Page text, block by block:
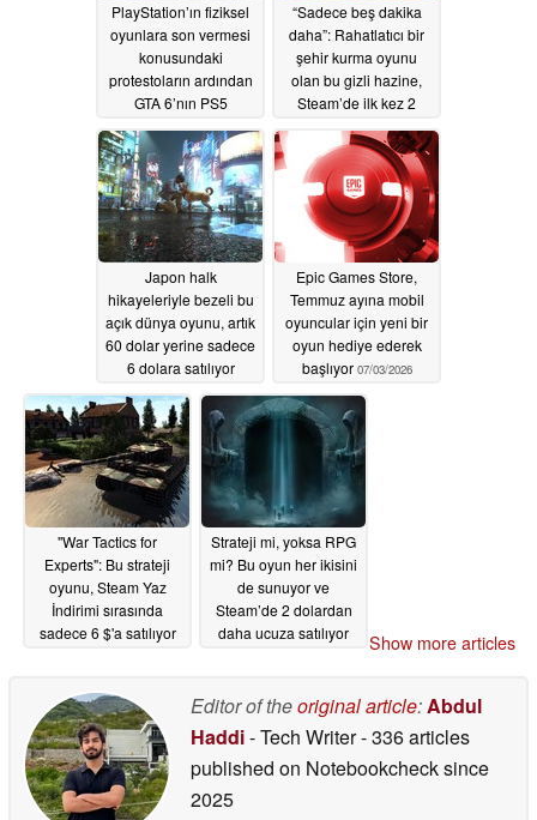
PlayStation’ın fiziksel
oyunlara son vermesi
konusundaki
protestoların ardından
GTA 6’nın PS5
kaldırıldı07/05/2026
“Sadece beş dakika
daha”: Rahatlatıcı bir
şehir kurma oyunu
olan bu gizli hazine,
Steam’de ilk kez 2
07/03/2026
Japon halk
hikayeleriyle bezeli bu
açık dünya oyunu, artık
60 dolar yerine sadece
6 dolara satılıyor
07/03/2026
Epic Games Store,
Temmuz ayına mobil
oyuncular için yeni bir
oyun hediye ederek
başlıyor 07/03/2026
"War Tactics for
Experts": Bu strateji
oyunu, Steam Yaz
İndirimi sırasında
sadece 6 $'a satılıyor
Strateji mi, yoksa RPG
mi? Bu oyun her ikisini
de sunuyor ve
Steam’de 2 dolardan
daha ucuza satılıyor
Show more articles
Editor of theoriginal article:Abdul
Haddi- Tech Writer- 336 articles
published on Notebookchecksince
2025